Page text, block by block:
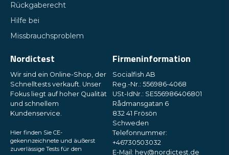
Rückgaberecht
Hilfe bei
Missbrauchsproblem
Nordictest
Wir sind ein Online-Shop, der
Schnelltests verkauft. Unser
Fokus liegt auf hoher Qualität
und schnellem
Kundenservice.
Hier finden Sie CE-
gekennzeichnete und äußerst
zuverlässige Tests für den
Firmeninformation
Socialfish AB
Reg.-Nr.: 556986-4068
USt-IdNr.: SE556986406801
Rådmansgatan 6
832 41 Frösön
Schweden
Telefonnummer:
+46730503032
E-Mail: hey@nordictest.de